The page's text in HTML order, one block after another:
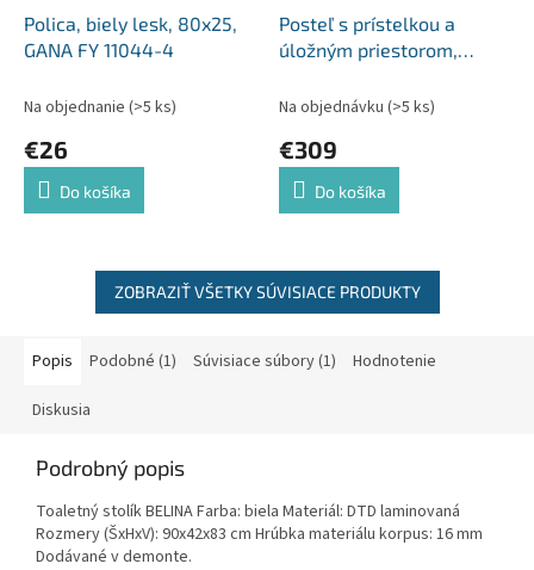
Polica, biely lesk, 80x25,
GANA FY 11044-4
Na objednanie (>5 ks)
€26
Do košíka
Posteľ s prístelkou a
úložným priestorom,
AUSTIN NEW
Na objednávku (>5 ks)
€309
Do košíka
ZOBRAZIŤ VŠETKY SÚVISIACE PRODUKTY
Popis Podobné (1) Súvisiace súbory (1) Hodnotenie
Diskusia
Podrobný popis
Toaletný stolík BELINA Farba: biela Materiál: DTD laminovaná
Rozmery (ŠxHxV): 90x42x83 cm Hrúbka materiálu korpus: 16 mm
Dodávané v demonte.